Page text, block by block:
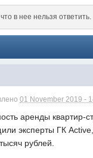
в нее нельзя ответить.
01 November 2019 -
аренды квартир-
эксперты ГК
рублей.